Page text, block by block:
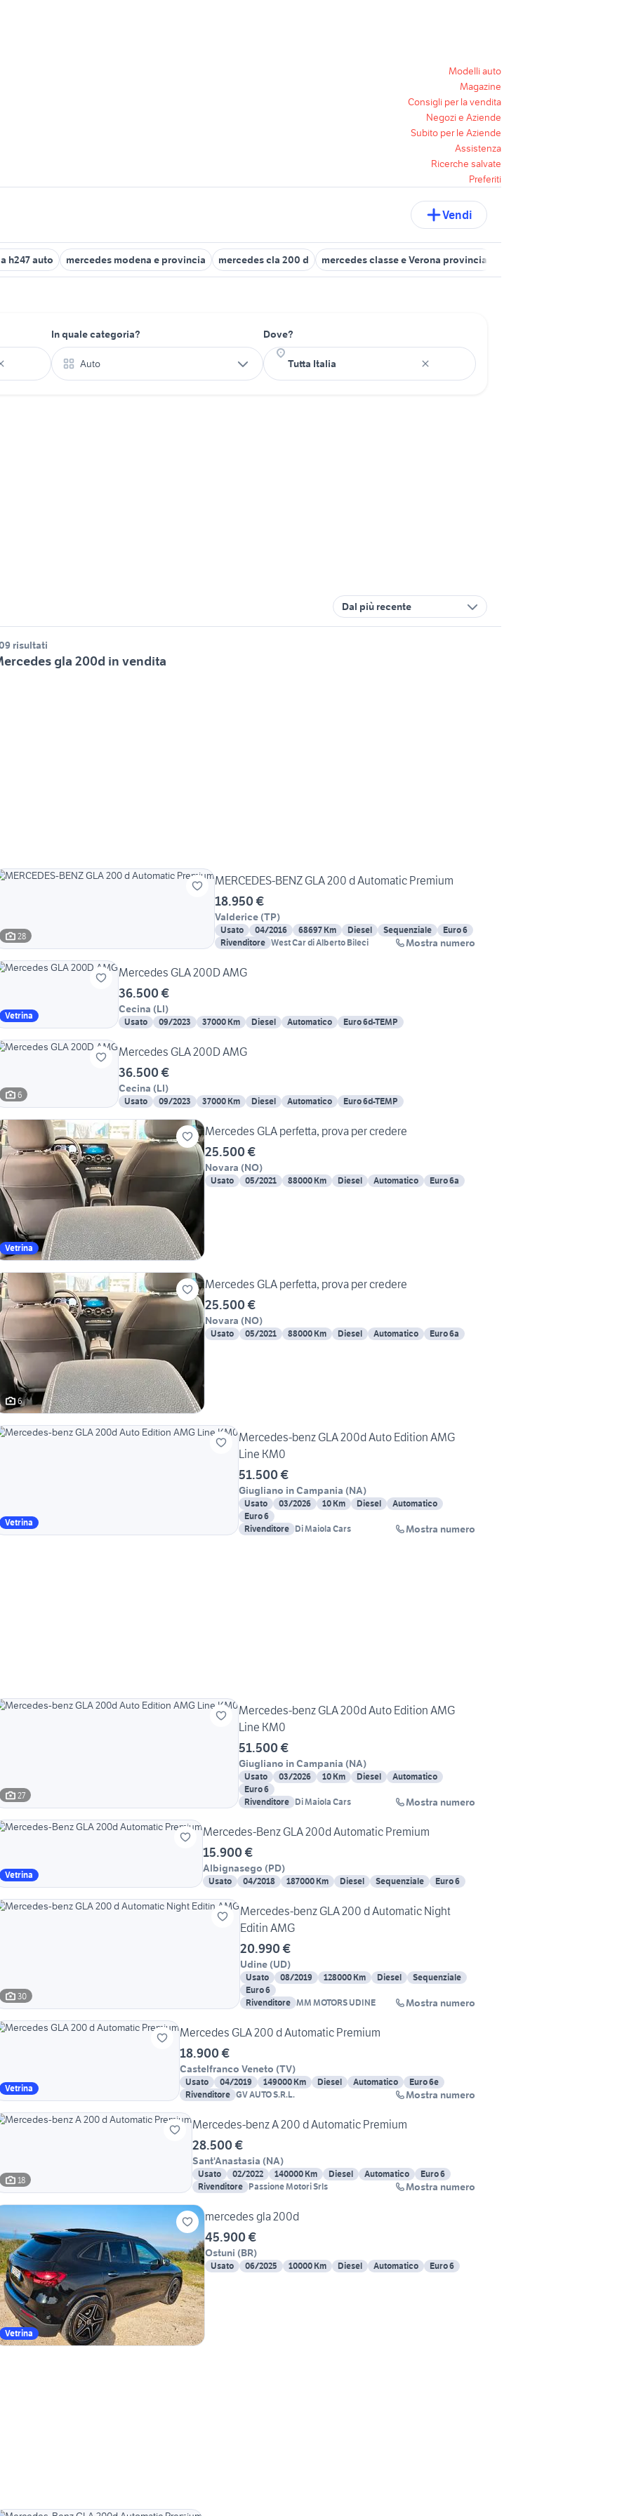
Modelli auto
Magazine
Consigli per la vendita
Negozi e Aziende
Subito per le Aziende
Assistenza
Ricerche salvate
Preferiti
Vendi
h247 auto mercedes modena e provincia mercedes cla 200 d mercedes classe e Verona provincia
In quale categoria?
Auto
Dove?
Dal più recente
risultati
gla 200d in vendita
28
MERCEDES-BENZ GLA 200 d Automatic Premium
18.950 €
Valderice (TP)
Usato 04/2016 68697 Km Diesel Sequenziale
Euro 6
Rivenditore
West Car di Alberto Bileci Mostra numero
Vetrina
Mercedes GLA 200D AMG
36.500 €
Cecina (LI)
Usato 09/2023 37000 Km Diesel Automatico Euro 6d-TEMP
6
Mercedes GLA 200D AMG
36.500 €
Cecina (LI)
Usato 09/2023 37000 Km Diesel Automatico Euro 6d-TEMP
Vetrina
Mercedes GLA perfetta, prova per credere
25.500 €
Novara (NO)
Usato 05/2021 88000 Km Diesel Automatico Euro 6a
6
Mercedes GLA perfetta, prova per credere
25.500 €
Novara (NO)
Usato 05/2021 88000 Km Diesel Automatico Euro 6a
Vetrina
Mercedes-benz GLA 200d Auto Edition AMG
Line KM0
51.500 €
Giugliano in Campania (NA)
Usato 03/2026 10 Km Diesel
Automatico
Euro 6
Rivenditore Di Maiola Cars Mostra numero
27
Mercedes-benz GLA 200d Auto Edition AMG
Line KM0
51.500 €
Giugliano in Campania (NA)
Usato 03/2026 10 Km Diesel
Automatico
Euro 6
Rivenditore Di Maiola Cars Mostra numero
Vetrina
Mercedes-Benz GLA 200d Automatic Premium
15.900 €
Albignasego (PD)
Usato 04/2018 187000 Km Diesel Sequenziale Euro 6
30
Mercedes-benz GLA 200 d Automatic Night
Editin AMG
20.990 €
Udine (UD)
Usato 08/2019 128000 Km Diesel
Sequenziale
Euro 6
Rivenditore MM MOTORS UDINE Mostra numero
Vetrina
Mercedes GLA 200 d Automatic Premium
18.900 €
Castelfranco Veneto (TV)
Usato 04/2019 149000 Km Diesel Automatico
Euro 6e
Rivenditore GV AUTO S.R.L. Mostra numero
18
Mercedes-benz A 200 d Automatic Premium
28.500 €
Sant'Anastasia (NA)
Usato 02/2022 140000 Km Diesel Automatico
Euro 6
Rivenditore Passione Motori Srls Mostra numero
Vetrina
mercedes gla 200d
45.900 €
Ostuni (BR)
Usato 06/2025 10000 Km Diesel Automatico Euro 6